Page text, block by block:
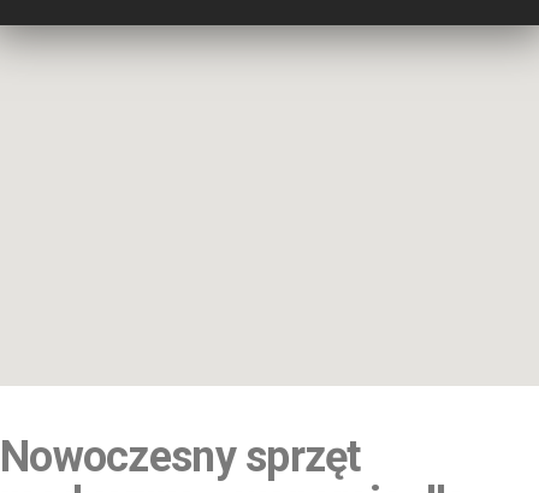
Nowoczesny sprzęt